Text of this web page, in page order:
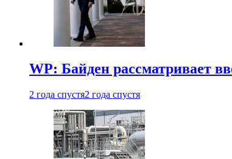
WP: Байден рассматривает
2 года спустя2 года спустя